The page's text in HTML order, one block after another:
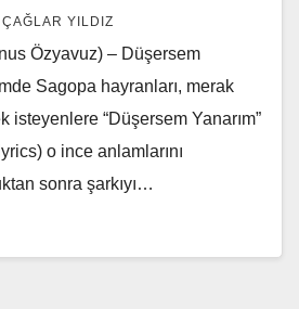
ÇAĞLAR YILDIZ
Özyavuz) – Düşersem
Sagopa hayranları, merak
isteyenlere “Düşersem Yanarım”
o ince anlamlarını
sonra şarkıyı…